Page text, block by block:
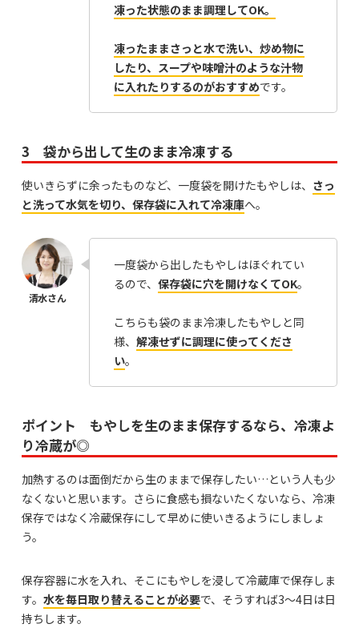
凍った状態のまま調理してOK。
凍ったままさっと水で洗い、炒め物に
したり、スープや味噌汁のような汁物
に入れたりするのがおすすめです。
3 袋から出して生のまま冷凍する
使いきらずに余ったものなど、一度袋を開けたもやしは、 さっ
と洗って水気を切り、保存袋に入れて冷凍庫へ。
一度袋から出したもやしはほぐれてい
るので、 保存袋に穴を開けなくてOK。
こちらも袋のまま冷凍したもやしと同
様、 解凍せずに調理に使ってくださ
い。
ポイント もやしを生のまま保存するなら、冷凍よ
り冷蔵が◎
加熱するのは面倒だから生のままで保存したい…という人も少
なくないと思います。さらに食感も損ないたくないなら、冷凍
保存ではなく冷蔵保存にして早めに使いきるようにしましょ
う。
保存容器に水を入れ、そこにもやしを浸して冷蔵庫で保存しま
す。 水を毎日取り替えることが必要で、そうすれば3〜4日は日
持ちします。